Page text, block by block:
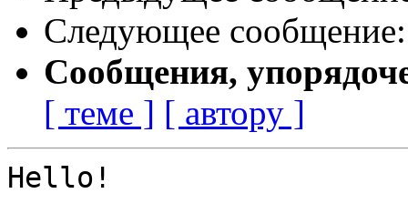
Следующее
Сообщения,
[ теме ] [ автору ]
Hello!